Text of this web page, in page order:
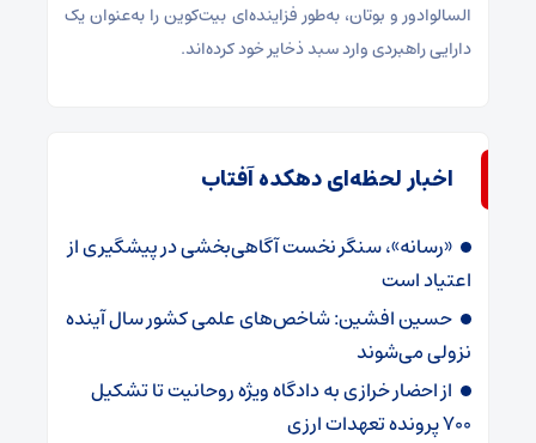
السالوادور و بوتان، به‌طور فزاینده‌ای بیت‌کوین را به‌عنوان یک
دارایی راهبردی وارد سبد ذخایر خود کرده‌اند.
اخبار لحظه‌ای دهکده آفتاب
«رسانه»، سنگر نخست آگاهی‌بخشی در پیشگیری از
اعتیاد است
حسین افشین: شاخص‌های علمی کشور سال آینده
نزولی می‌شوند
از احضار خرازی به دادگاه ویژه روحانیت تا تشکیل
۷۰۰ پرونده تعهدات ارزی